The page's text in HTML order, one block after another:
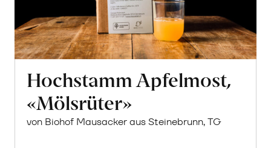
Hochstamm Apfelmost,
«Mölsrüter»
von Biohof Mausacker aus Steinebrunn, TG